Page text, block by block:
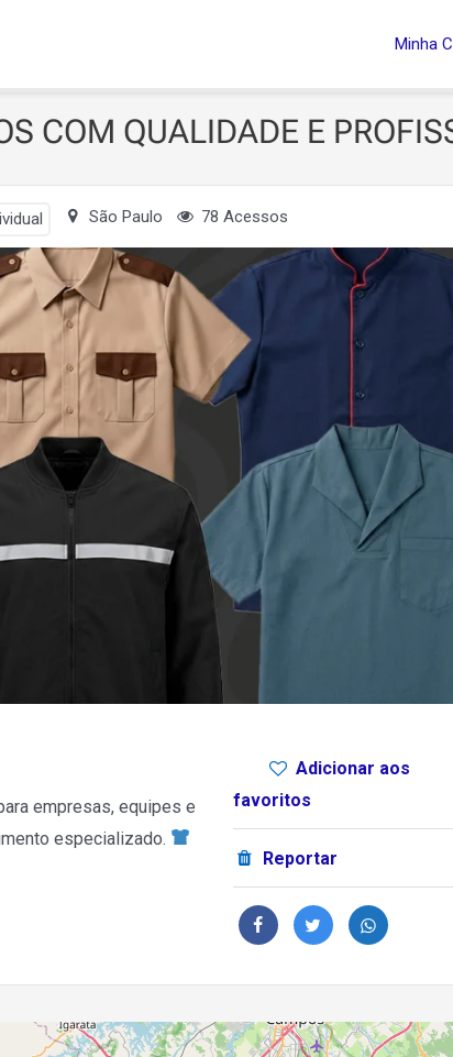
Minha
COM QUALIDADE E
São Paulo 78 Acessos
empresas, equipes e
especializado.
Adicionar aos
favoritos
Reportar